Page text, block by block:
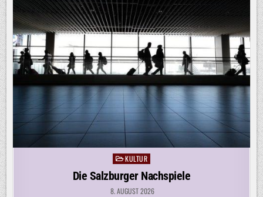
PostedKULTUR
Die Salzburger Nachspiele
8. AUGUST 2026